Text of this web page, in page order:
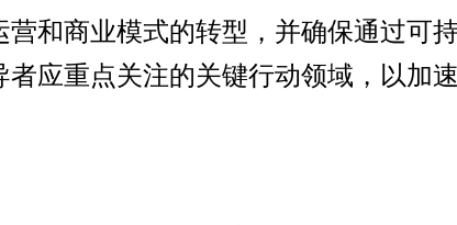
和商业模式的转型，并确保通过可
应重点关注的关键行动领域，以加